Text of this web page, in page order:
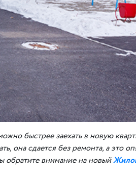
быстрее заехать в новую
она сдается без ремонта, а это
обратите внимание на новый